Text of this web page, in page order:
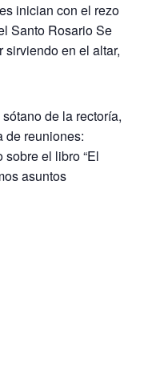
inician con el rezo
Santo Rosario Se
sirviendo en el altar,
de la rectoría,
de reuniones:
el libro “El
asuntos